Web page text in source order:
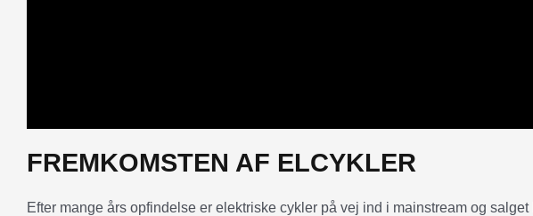
FREMKOMSTEN AF ELCYKLER
Efter mange års opfindelse er elektriske cykler på vej ind i mainstream og